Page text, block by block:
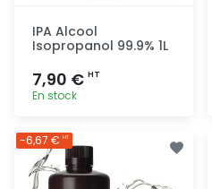
IPA Alcool
Isopropanol 99.9% 1L
7,90 € HT
En stock
-6,67 € HT